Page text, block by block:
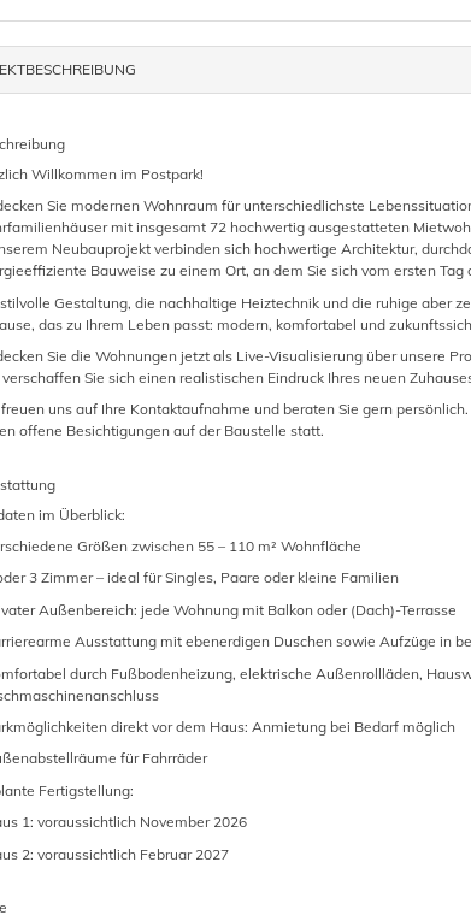
Willkommen im Postpark!
Sie modernen Wohnraum für unterschiedlichste
mit insgesamt 72 hochwertig ausgestatteten
Neubauprojekt verbinden sich hochwertige Architektur,
Bauweise zu einem Ort, an dem Sie sich vom ersten
Gestaltung, die nachhaltige Heiztechnik und die ruhige aber
das zu Ihrem Leben passt: modern, komfortabel und
Sie die Wohnungen jetzt als Live-Visualisierung über unsere
verschaffen Sie sich einen realistischen Eindruck Ihres neuen
uns auf Ihre Kontaktaufnahme und beraten Sie gern
offene Besichtigungen auf der Baustelle statt.
im Überblick:
Größen zwischen 55 – 110 m² Wohnfläche
3 Zimmer – ideal für Singles, Paare oder kleine Familien
Außenbereich: jede Wohnung mit Balkon oder (Dach)-Terrasse
Ausstattung mit ebenerdigen Duschen sowie Aufzüge in
durch Fußbodenheizung, elektrische Außenrollläden,
direkt vor dem Haus: Anmietung bei Bedarf möglich
für Fahrräder
Fertigstellung:
1: voraussichtlich November 2026
2: voraussichtlich Februar 2027